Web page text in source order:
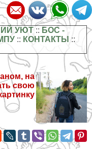
УЮТ:: БОС -
:: КОНТАКТЫ ::
на
свою